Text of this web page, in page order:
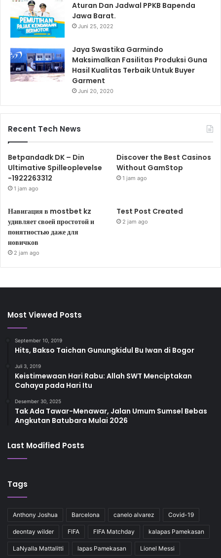
Aturan Dan Jadwal PPKB Bapenda
Jawa Barat.
Juni 25, 2022
Jaya Swastika Garmindo
Maksimalkan Fasilitas Produksi Guna
Hasil Kualitas Terbaik Untuk Buyer
Garment
Juni 20, 2020
Recent Tech News
Betpandadk DK – Din
Ultimative Spilleoplevelse
-1922263312
1 jam ago
Discover the Best Casinos
Without GamStop
1 jam ago
Навигация в mostbet kz
удивляет своей простотой и
понятностью даже для
новичков
2 jam ago
Test Post Created
2 jam ago
Most Viewed Posts
September 10, 2019
Hits, Bakso Taichan Gunungkidul Bu Iwan di Bogor
Juli 3, 2019
Keistimewaan Hari Rabu: Allah SWT Menciptakan
Cahaya pada Hari Itu
Desember 30, 2025
Tak Ada Tawar-Menawar, Jalan Umum Sumsel Bebas
Angkutan Batubara Mulai 2026
Last Modified Posts
Tags
Anthony Joshua Barcelona canelo alvarez Covid-19
deontay wilder FIFA FIFA Matchday kalapas Pamekasan
LaNyalla Mattalitti lapas Pamekasan Lionel Messi